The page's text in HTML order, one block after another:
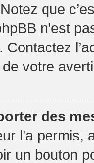
que
n’est
Contactez
votre
des
l’a
un bouton